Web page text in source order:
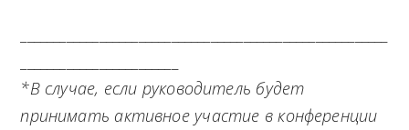
*В случае, если руководитель будет
принимать активное участие в конференции